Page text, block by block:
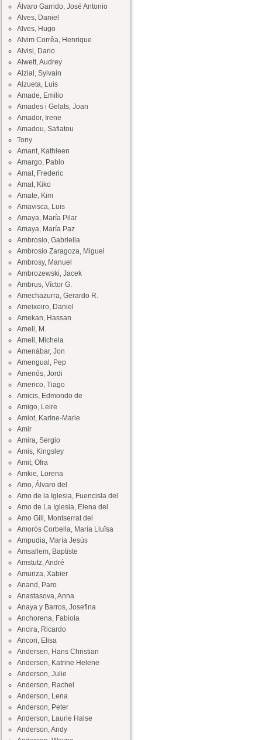
Álvaro Garrido, José Antonio
Alves, Daniel
Alves, Hugo
Alvim Corrêa, Henrique
Alvisi, Dario
Alwett, Audrey
Alzial, Sylvain
Alzueta, Luis
Amade, Emilio
Amades i Gelats, Joan
Amador, Irene
Amadou, Safiatou
Tony
Amant, Kathleen
Amargo, Pablo
Amat, Frederic
Amat, Kiko
Amate, Kim
Amavisca, Luis
Amaya, María Pilar
Amaya, María Paz
Ambrosio, Gabriella
Ambrosio Zaragoza, Miguel
Ambrosy, Manuel
Ambrozewski, Jacek
Ambrus, Víctor G.
Amechazurra, Gerardo R.
Ameixeiro, Daniel
Amekan, Hassan
Ameli, M.
Ameli, Michela
Amenábar, Jon
Amengual, Pep
Amenós, Jordi
Americo, Tiago
Amicis, Edmondo de
Amigo, Leire
Amiot, Karine-Marie
Amir
Amira, Sergio
Amis, Kingsley
Amit, Ofra
Amkie, Lorena
Amo, Álvaro del
Amo de la Iglesia, Fuencisla del
Amo de La Iglesia, Elena del
Amo Gili, Montserrat del
Amorós Corbella, María Lluïsa
Ampudia, María Jesús
Amsallem, Baptiste
Amstutz, André
Amuriza, Xabier
Anand, Paro
Anastasova, Anna
Anaya y Barros, Josefina
Anchorena, Fabiola
Ancira, Ricardo
Ancori, Elisa
Andersen, Hans Christian
Andersen, Katrine Helene
Anderson, Julie
Anderson, Rachel
Anderson, Lena
Anderson, Peter
Anderson, Laurie Halse
Anderson, Andy